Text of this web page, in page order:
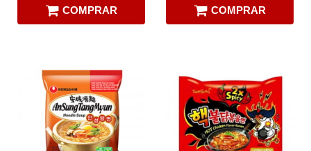
COMPRAR COMPRAR